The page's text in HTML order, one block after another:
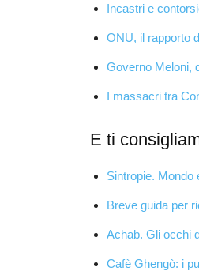
Incastri e
ONU, il rapporto
Governo Meloni,
I massacri tra
E ti
Sintropie. Mondo
Breve guida per
Achab. Gli occhi
Cafè Ghengò: i